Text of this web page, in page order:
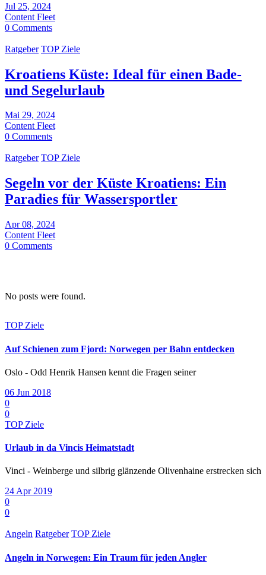
Jul 25, 2024
Content Fleet
0 Comments
Ratgeber TOP Ziele
Kroatiens Küste: Ideal für einen Bade-
und Segelurlaub
Mai 29, 2024
Content Fleet
0 Comments
Ratgeber TOP Ziele
Segeln vor der Küste Kroatiens: Ein
Paradies für Wassersportler
Apr 08, 2024
Content Fleet
0 Comments
No posts were found.
TOP Ziele
Auf Schienen zum Fjord: Norwegen per Bahn entdecken
Oslo - Odd Henrik Hansen kennt die Fragen seiner
06 Jun 2018
0
0
TOP Ziele
Urlaub in da Vincis Heimatstadt
Vinci - Weinberge und silbrig glänzende Olivenhaine erstrecken sich
24 Apr 2019
0
0
Angeln Ratgeber TOP Ziele
Angeln in Norwegen: Ein Traum für jeden Angler